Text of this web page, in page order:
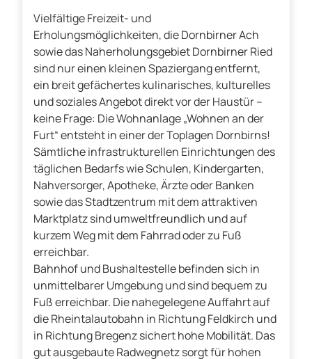
Vielfältige Freizeit- und
Erholungsmöglichkeiten, die Dornbirner Ach
sowie das Naherholungsgebiet Dornbirner Ried
sind nur einen kleinen Spaziergang entfernt,
ein breit gefächertes kulinarisches, kulturelles
und soziales Angebot direkt vor der Haustür –
keine Frage: Die Wohnanlage „Wohnen an der
Furt“ entsteht in einer der Toplagen Dornbirns!
Sämtliche infrastrukturellen Einrichtungen des
täglichen Bedarfs wie Schulen, Kindergarten,
Nahversorger, Apotheke, Ärzte oder Banken
sowie das Stadtzentrum mit dem attraktiven
Marktplatz sind umweltfreundlich und auf
kurzem Weg mit dem Fahrrad oder zu Fuß
erreichbar.
Bahnhof und Bushaltestelle befinden sich in
unmittelbarer Umgebung und sind bequem zu
Fuß erreichbar. Die nahegelegene Auffahrt auf
die Rheintalautobahn in Richtung Feldkirch und
in Richtung Bregenz sichert hohe Mobilität. Das
gut ausgebaute Radwegnetz sorgt für hohen